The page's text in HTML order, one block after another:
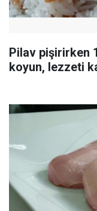
Pilav pişirirken
koyun, lezzeti